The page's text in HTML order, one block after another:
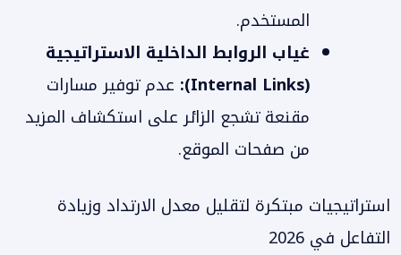
المستخدم.
غياب الروابط الداخلية الاستراتيجية
(Internal Links):
عدم توفير مسارات
مقنعة تشجع الزائر على استكشاف المزيد
من صفحات الموقع.
استراتيجيات مبتكرة لتقليل معدل الارتداد وزيادة
التفاعل في 2026